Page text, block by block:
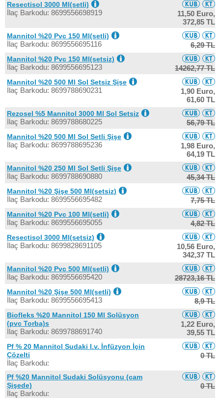
Resectisol 3000 Ml(setli)
İlaç Barkodu: 8699556698919
11,50 Euro,
372,85 TL
Mannitol %20 Pvc 150 Ml(setli)
İlaç Barkodu: 8699556695116 6,29 TL
Mannitol %20 Pvc 150 Ml(setsiz)
İlaç Barkodu: 8699556695123 14262,77 TL
Mannitol %20 500 Ml Sol Setsiz Şişe
İlaç Barkodu: 8699788690231
1,90 Euro,
61,60 TL
Rezosel %5 Mannitol 3000 Ml Sol Setsiz
İlaç Barkodu: 8699788680225 56,79 TL
Mannitol %20 500 Ml Sol Setli Şişe
İlaç Barkodu: 8699788695236
1,98 Euro,
64,19 TL
Mannitol %20 250 Ml Sol Setli Şişe
İlaç Barkodu: 8699788690880 45,34 TL
Mannitol %20 Şişe 500 Ml(setsiz)
İlaç Barkodu: 8699556695482 7,75 TL
Mannitol %20 Pvc 100 Ml(setli)
İlaç Barkodu: 8699556695055 4,82 TL
Resectisol 3000 Ml(setsiz)
İlaç Barkodu: 8699828691105
10,56 Euro,
342,37 TL
Mannitol %20 Pvc 500 Ml(setli)
İlaç Barkodu: 8699556695420 28723,16 TL
Mannitol %20 Şişe 500 Ml(setli)
İlaç Barkodu: 8699556695413 8,9 TL
Biofleks %20 Mannitol 150 Ml Solüsyon
(pvc Torba)s
İlaç Barkodu: 8699788691740
1,22 Euro,
39,55 TL
Pf % 20 Mannitol Sudaki I.v. İnfüzyon İçin
Çözelti
İlaç Barkodu:
0 TL
Pf %20 Mannitol Sudaki Solüsyonu (cam
Şişede)
İlaç Barkodu:
0 TL